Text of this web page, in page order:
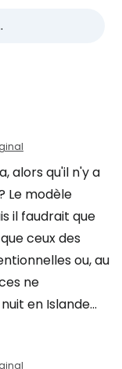
alors qu'il n'y a
Le modèle
il faudrait que
ceux des
ou, au
ne
en Islande...